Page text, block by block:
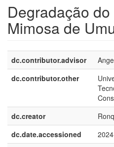
Degradação
Mimosa de
dc.contributor.advisor
dc.contributor.other
dc.creator
dc.date.accessioned